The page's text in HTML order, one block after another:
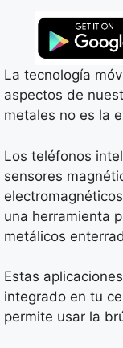
La tecnología
aspectos de
metales no es la
Los teléfonos
sensores
una herramienta
metálicos
Estas
integrado en tu
permite usar la